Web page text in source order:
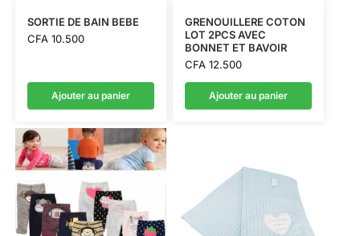
SORTIE DE BAIN BEBE
CFA10.500
Ajouter au panier
GRENOUILLERE COTON
LOT 2PCS AVEC
BONNET ET BAVOIR
CFA12.500
Ajouter au panier